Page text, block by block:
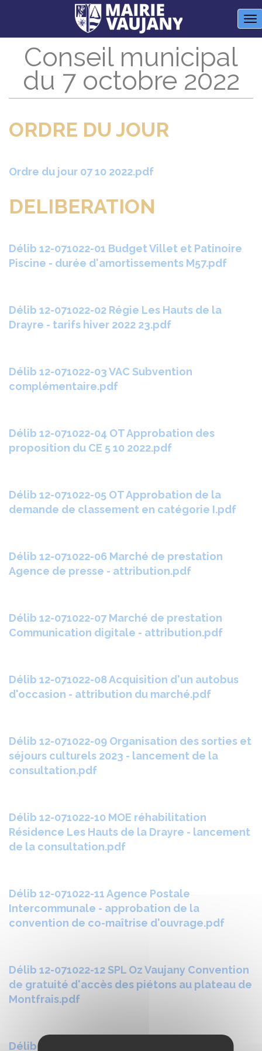
Conseil municipal
du 7 octobre 2022
ORDRE DU JOUR
Ordre du jour 07 10 2022.pdf
DELIBERATION
Délib 12-071022-01 Budget Villet et Patinoire
Piscine - durée d'amortissements M57.pdf
Délib 12-071022-02 Régie Les Hauts de la
Drayre - tarifs hiver 2022 23.pdf
Délib 12-071022-03 VAC Subvention
complémentaire.pdf
Délib 12-071022-04 OT Approbation des
proposition du CE 5 10 2022.pdf
Délib 12-071022-05 OT Approbation de la
demande de classement en catégorie I.pdf
Délib 12-071022-06 Marché de prestation
Agence de presse - attribution.pdf
Délib 12-071022-07 Marché de prestation
Communication digitale - attribution.pdf
Délib 12-071022-08 Acquisition d'un autobus
d'occasion - attribution du marché.pdf
Délib 12-071022-09 Organisation des sorties et
séjours culturels 2023 - lancement de la
consultation.pdf
Délib 12-071022-10 MOE réhabilitation
Résidence Les Hauts de la Drayre - lancement
de la consultation.pdf
Délib 12-071022-11 Agence Postale
Intercommunale - approbation de la
convention de co-maîtrise d'ouvrage.pdf
Délib 12-071022-12 SPL Oz Vaujany Convention
de gratuité d'accès des piétons au plateau de
Montfrais.pdf
Délib 12-071022-13 Conventions pour le
Panneau de gestion des cookies